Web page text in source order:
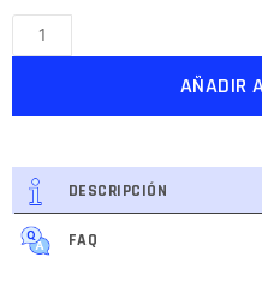
AÑADIR
DESCRIPCIÓN
FAQ